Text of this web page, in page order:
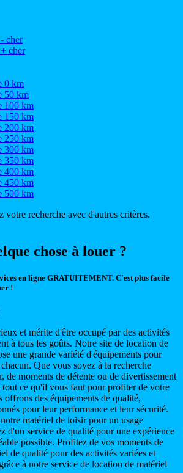
cher
cher
0 km
50 km
100 km
150 km
200 km
250 km
300 km
350 km
400 km
450 km
500 km
recherche avec d'autres critères.
chose à louer ?
en ligne GRATUITEMENT. C'est plus facile
!
et mérite d'être occupé par des activités
à tous les goûts. Notre site de location de
une grande variété d'équipements pour
Que vous soyez à la recherche
de moments de détente ou de divertissement
ce qu'il vous faut pour profiter de votre
des équipements de qualité,
pour leur performance et leur sécurité.
matériel de loisir pour un usage
d'un service de qualité pour une expérience
possible. Profitez de vos moments de
de qualité pour des activités variées et
à notre service de location de matériel